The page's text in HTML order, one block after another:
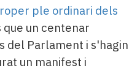
ple ordinari dels
que un centenar
del Parlament i s'hagin
un manifest i